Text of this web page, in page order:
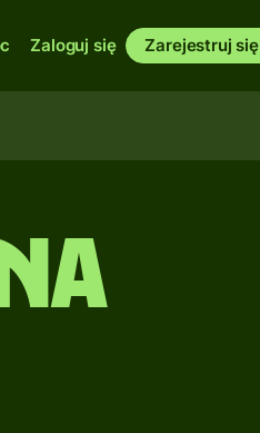
Zaloguj się Zarejestruj się